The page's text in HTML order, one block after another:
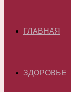
ГЛАВНАЯ
ЗДОРОВЬЕ